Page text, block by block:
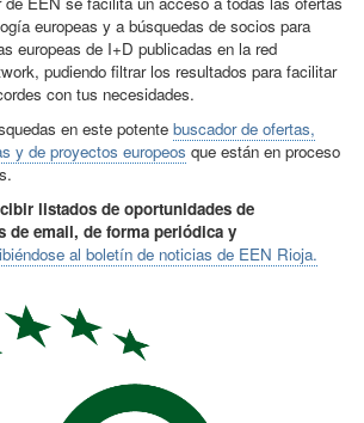
europeas y a búsquedas de socios para
europeas de I+D publicadas en la red
pudiendo filtrar los resultados para facilitar
con tus necesidades.
en este potente buscador de ofertas,
y de proyectos europeos que están en proceso
listados de oportunidades de
de email, de forma periódica y
al boletín de noticias de EEN Rioja.